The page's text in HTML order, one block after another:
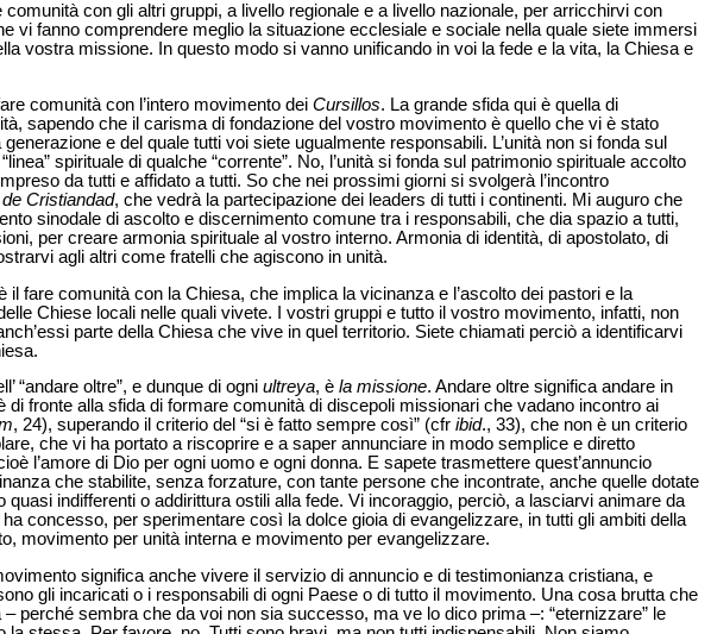
con gli altri gruppi, a livello regionale e a livello nazionale, per arricchirvi con
vi fanno comprendere meglio la situazione ecclesiale e sociale nella quale siete immersi
vostra missione. In questo modo si vanno unificando in voi la fede e la vita, la Chiesa e
comunità con l’intero movimento dei Cursillos. La grande sfida qui è quella di
sapendo che il carisma di fondazione del vostro movimento è quello che vi è stato
e del quale tutti voi siete ugualmente responsabili. L’unità non si fonda sul
spirituale di qualche “corrente”. No, l’unità si fonda sul patrimonio spirituale accolto
da tutti e affidato a tutti. So che nei prossimi giorni si svolgerà l’incontro
Cristiandad, che vedrà la partecipazione dei leaders di tutti i continenti. Mi auguro che
sinodale di ascolto e discernimento comune tra i responsabili, che dia spazio a tutti,
per creare armonia spirituale al vostro interno. Armonia di identità, di apostolato, di
agli altri come fratelli che agiscono in unità.
il fare comunità con la Chiesa, che implica la vicinanza e l’ascolto dei pastori e la
Chiese locali nelle quali vivete. I vostri gruppi e tutto il vostro movimento, infatti, non
parte della Chiesa che vive in quel territorio. Siete chiamati perciò a identificarvi
“andare oltre”, e dunque di ogni ultreya, è la missione. Andare oltre significa andare in
fronte alla sfida di formare comunità di discepoli missionari che vadano incontro ai
, 24), superando il criterio del “si è fatto sempre così” (cfr ibid., 33), che non è un criterio
che vi ha portato a riscoprire e a saper annunciare in modo semplice e diretto
l’amore di Dio per ogni uomo e ogni donna. E sapete trasmettere quest’annuncio
che stabilite, senza forzature, con tante persone che incontrate, anche quelle dotate
indifferenti o addirittura ostili alla fede. Vi incoraggio, perciò, a lasciarvi animare da
concesso, per sperimentare così la dolce gioia di evangelizzare, in tutti gli ambiti della
movimento per unità interna e movimento per evangelizzare.
significa anche vivere il servizio di annuncio e di testimonianza cristiana, e
gli incaricati o i responsabili di ogni Paese o di tutto il movimento. Una cosa brutta che
perché sembra che da voi non sia successo, ma ve lo dico prima –: “eternizzare” le